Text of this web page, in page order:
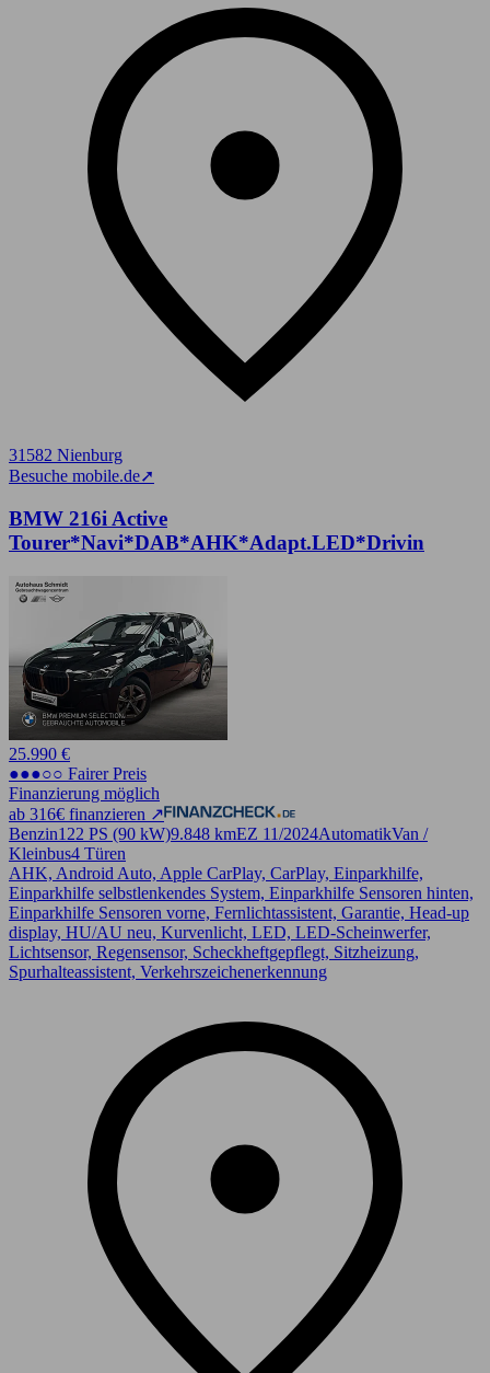
31582 Nienburg
Besuche mobile.de➚
BMW 216i Active
Tourer*Navi*DAB*AHK*Adapt.LED*Drivin
25.990 €
●●●○○ Fairer Preis
Finanzierung möglich
ab 316€ finanzieren ↗
Benzin122 PS (90 kW)9.848 kmEZ 11/2024AutomatikVan /
Kleinbus4 Türen
AHK, Android Auto, Apple CarPlay, CarPlay, Einparkhilfe,
Einparkhilfe selbstlenkendes System, Einparkhilfe Sensoren hinten,
Einparkhilfe Sensoren vorne, Fernlichtassistent, Garantie, Head-up
display, HU/AU neu, Kurvenlicht, LED, LED-Scheinwerfer,
Lichtsensor, Regensensor, Scheckheftgepflegt, Sitzheizung,
Spurhalteassistent, Verkehrszeichenerkennung